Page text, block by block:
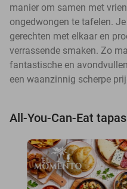
manier om samen met
ongedwongen te tafelen.
gerechten met elkaar en
verrassende smaken. Zo
fantastische en
een waanzinnig scherpe
All-You-Can-Eat tapas